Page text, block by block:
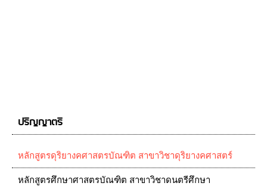
ปริญญาตรี
หลักสูตรดุริยางคศาสตรบัณฑิต สาขาวิชาดุริยางคศาสตร์
หลักสูตรศึกษาศาสตรบัณฑิต สาขาวิชาดนตรีศึกษา